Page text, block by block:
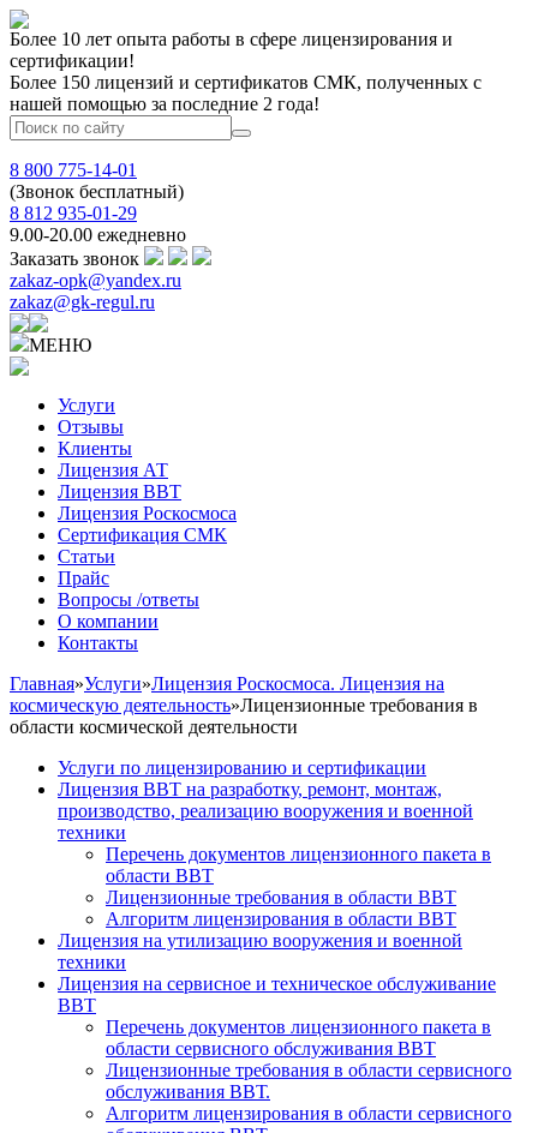
Более 10 лет опыта работы в сфере лицензирования и
сертификации!
Более 150 лицензий и сертификатов СМК, полученных с
нашей помощью за последние 2 года!
8 800 775-14-01
(Звонок бесплатный)
8 812 935-01-29
9.00-20.00 ежедневно
Заказать звонок
zakaz-opk@yandex.ru
zakaz@gk-regul.ru
МЕНЮ
Услуги
Отзывы
Клиенты
Лицензия АТ
Лицензия ВВТ
Лицензия Роскосмоса
Сертификация СМК
Статьи
Прайс
Вопросы /ответы
О компании
Контакты
Главная»Услуги»Лицензия Роскосмоса. Лицензия на
космическую деятельность»Лицензионные требования в
области космической деятельности
Услуги по лицензированию и сертификации
Лицензия ВВТ на разработку, ремонт, монтаж,
производство, реализацию вооружения и военной
техники
Перечень документов лицензионного пакета в
области ВВТ
Лицензионные требования в области ВВТ
Алгоритм лицензирования в области ВВТ
Лицензия на утилизацию вооружения и военной
техники
Лицензия на сервисное и техническое обслуживание
ВВТ
Перечень документов лицензионного пакета в
области сервисного обслуживания ВВТ
Лицензионные требования в области сервисного
обслуживания ВВТ.
Алгоритм лицензирования в области сервисного